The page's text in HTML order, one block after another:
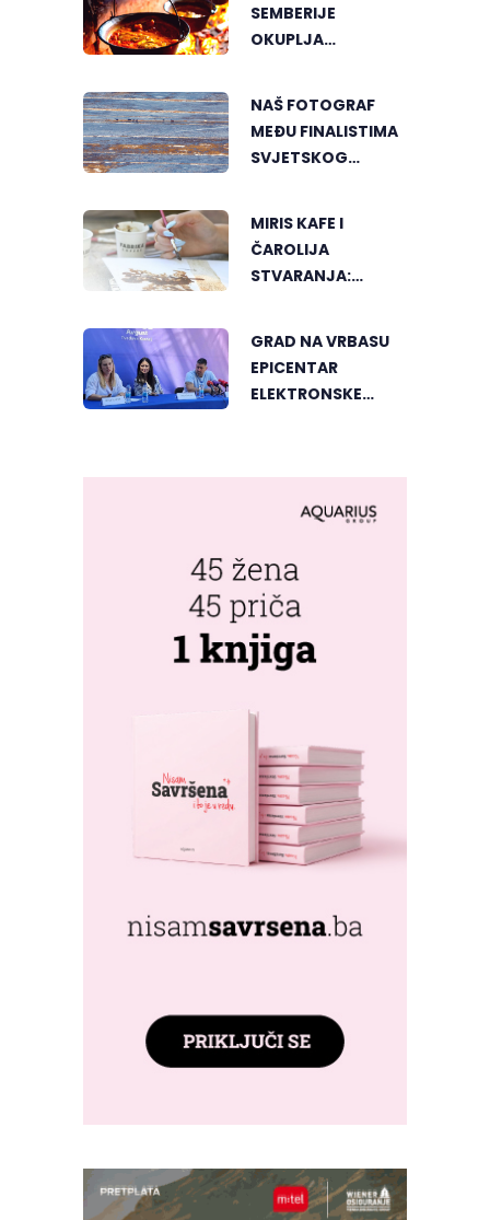
SEMBERIJE
OKUPLJA
RIBLJEG PAPRIKAŠA
U DVOROVIMA
NAŠ FOTOGRAF
MEĐU FINALISTIMA
SVJETSKOG
FESTIVALA U
MONGOLIJI
MIRIS KAFE I
ČAROLIJA
STVARANJA:
BANJALUCI
GRAD NA VRBASU
EPICENTAR
ELEKTRONSKE